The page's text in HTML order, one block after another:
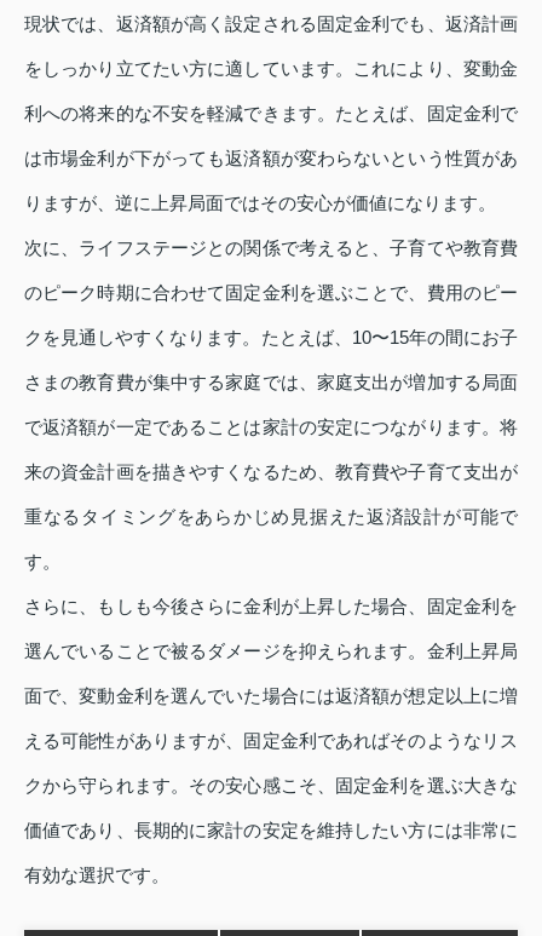
現状では、返済額が高く設定される固定金利でも、返済計画
をしっかり立てたい方に適しています。これにより、変動金
利への将来的な不安を軽減できます。たとえば、固定金利で
は市場金利が下がっても返済額が変わらないという性質があ
りますが、逆に上昇局面ではその安心が価値になります。
次に、ライフステージとの関係で考えると、子育てや教育費
のピーク時期に合わせて固定金利を選ぶことで、費用のピー
クを見通しやすくなります。たとえば、10〜15年の間にお子
さまの教育費が集中する家庭では、家庭支出が増加する局面
で返済額が一定であることは家計の安定につながります。将
来の資金計画を描きやすくなるため、教育費や子育て支出が
重なるタイミングをあらかじめ見据えた返済設計が可能で
す。
さらに、もしも今後さらに金利が上昇した場合、固定金利を
選んでいることで被るダメージを抑えられます。金利上昇局
面で、変動金利を選んでいた場合には返済額が想定以上に増
える可能性がありますが、固定金利であればそのようなリス
クから守られます。その安心感こそ、固定金利を選ぶ大きな
価値であり、長期的に家計の安定を維持したい方には非常に
有効な選択です。